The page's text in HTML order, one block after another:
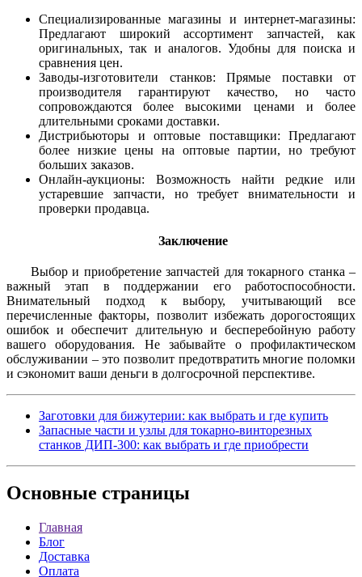
Специализированные магазины и интернет-магазины:
Предлагают широкий ассортимент запчастей, как
оригинальных, так и аналогов. Удобны для поиска и
сравнения цен.
Заводы-изготовители станков: Прямые поставки от
производителя гарантируют качество, но часто
сопровождаются более высокими ценами и более
длительными сроками доставки.
Дистрибьюторы и оптовые поставщики: Предлагают
более низкие цены на оптовые партии, но требуют
больших заказов.
Онлайн-аукционы: Возможность найти редкие или
устаревшие запчасти, но требует внимательности и
проверки продавца.
Заключение
Выбор и приобретение запчастей для токарного станка –
важный этап в поддержании его работоспособности.
Внимательный подход к выбору, учитывающий все
перечисленные факторы, позволит избежать дорогостоящих
ошибок и обеспечит длительную и бесперебойную работу
вашего оборудования. Не забывайте о профилактическом
обслуживании – это позволит предотвратить многие поломки
и сэкономит ваши деньги в долгосрочной перспективе.
Заготовки для бижутерии: как выбрать и где купить
Запасные части и узлы для токарно-винторезных
станков ДИП-300: как выбрать и где приобрести
Основные страницы
Главная
Блог
Доставка
Оплата